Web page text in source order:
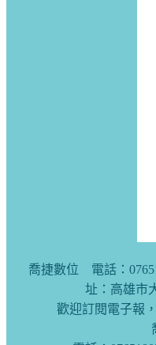
喬捷數位 電話：
址：高雄市
歡迎訂閱電子報